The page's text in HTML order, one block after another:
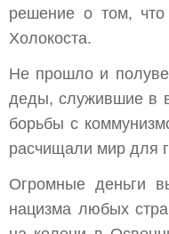
решение о том,
Холокоста.
Не прошло и
деды, служившие в
борьбы с
расчищали мир для
Огромные деньги
нацизма любых